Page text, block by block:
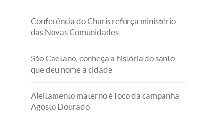
Conferência do Charis reforça ministério
das Novas Comunidades
São Caetano: conheça a história do santo
que deu nome a cidade
Aleitamento materno é foco da campanha
Agosto Dourado